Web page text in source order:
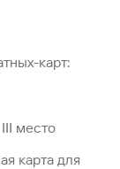
карт:
место
карта для